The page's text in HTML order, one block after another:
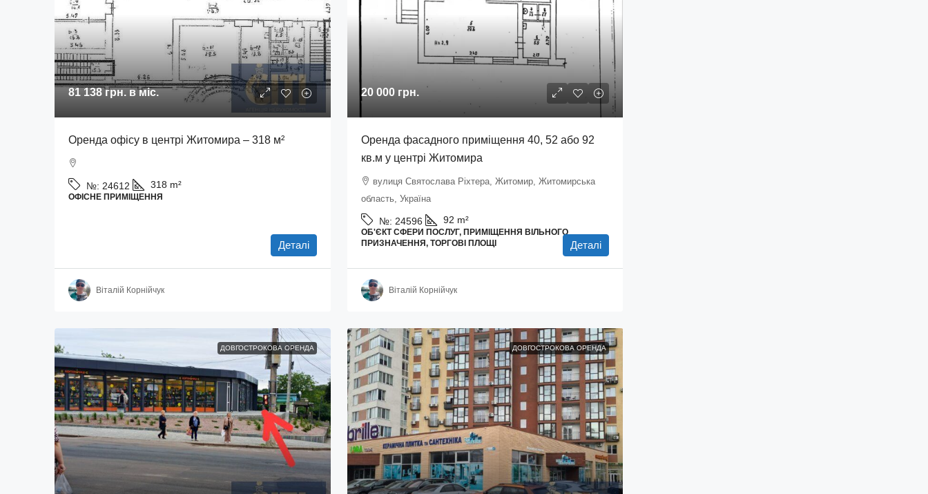
81 138 грн. в міс.
Оренда офісу в центрі Житомира – 318 м²
№: 24612 318 m²
ОФІСНЕ ПРИМІЩЕННЯ
Деталі
Віталій Корнійчук
20 000 грн.
Оренда фасадного приміщення 40, 52 або 92
кв.м у центрі Житомира
вулиця Святослава Ріхтера, Житомир, Житомирська
область, Україна
№: 24596 92 m²
ОБ'ЄКТ СФЕРИ ПОСЛУГ, ПРИМІЩЕННЯ ВІЛЬНОГО
ПРИЗНАЧЕННЯ, ТОРГОВІ ПЛОЩІ
Деталі
Віталій Корнійчук
ДОВГОСТРОКОВА ОРЕНДА ДОВГОСТРОКОВА ОРЕНДА